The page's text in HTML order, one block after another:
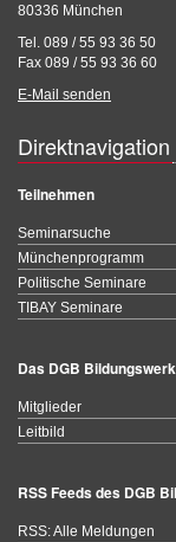
80336 München
Tel. 089 / 55 93 36 50
Fax 089 / 55 93 36 60
E-Mail senden
Direktnavigation
Teilnehmen
Seminarsuche
Münchenprogramm
Politische Seminare
TIBAY Seminare
Das DGB Bildungswerk
Mitglieder
Leitbild
RSS Feeds des DGB
RSS: Alle Meldungen